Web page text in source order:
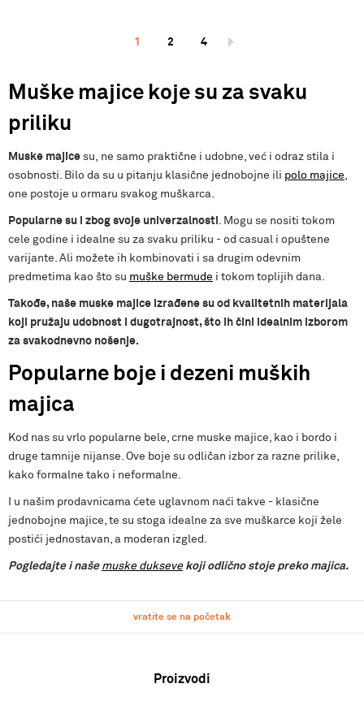
1 2 4
Muške majice koje su za svaku
priliku
Muske majice su, ne samo praktične i udobne, već i odraz stila i
osobnosti. Bilo da su u pitanju klasične jednobojne ili polo majice
one postoje u ormaru svakog muškarca.
Popularne su i zbog svoje univerzalnosti
. Mogu se nositi tokom
cele godine i idealne su za svaku priliku - od casual i opuštene
varijante. Ali možete ih kombinovati i sa drugim odevnim
predmetima kao što su muške bermude i tokom toplijih dana.
Takođe, naše muske majice izrađene su od kvalitetnih materijala
koji pružaju udobnost i dugotrajnost, što ih čini idealnim izborom
za svakodnevno nošenje.
Popularne boje i dezeni muških
majica
Kod nas su vrlo popularne bele, crne muske majice, kao i bordo i
druge tamnije nijanse. Ove boje su odličan izbor za razne prilike,
kako formalne tako i neformalne.
I u našim prodavnicama ćete uglavnom naći takve - klasične
jednobojne majice, te su stoga idealne za sve muškarce koji žele
postići jednostavan, a moderan izgled.
Pogledajte i naše muske dukseve koji odlično stoje preko majica.
vratite se na početak
Proizvodi